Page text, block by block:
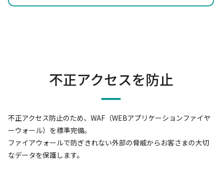
不正アクセスを防止
不正アクセス防止のため、WAF（WEBアプリケーションファイヤ
ーウォール）を標準完備。
ファイアウォールで防ぎきれない外部の脅威からお客さまの大切
なデータを保護します。